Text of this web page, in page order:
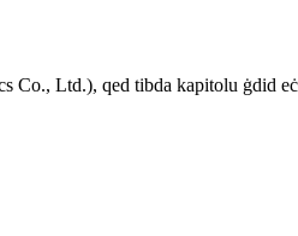
Co., Ltd.), qed tibda kapitolu ġdid